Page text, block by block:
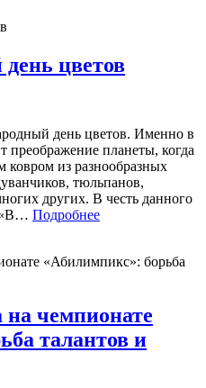
цветов
день цветов. Именно в
преображение планеты, когда
ковром из разнообразных
тюльпанов,
других. В честь данного
«В… Подробнее
на чемпионате
талантов и